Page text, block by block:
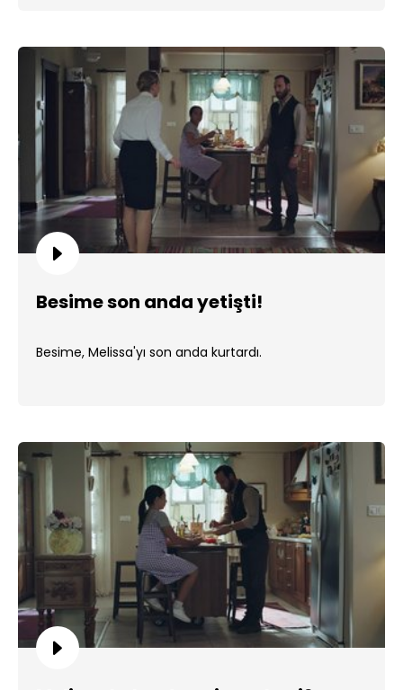
Besime son anda yetişti!
Besime, Melissa'yı son anda kurtardı.